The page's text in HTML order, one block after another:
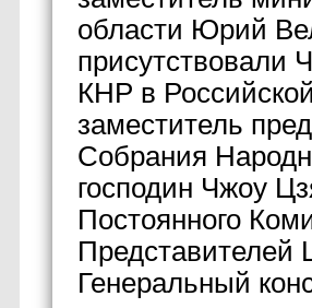
области Юрий
присутствовали
КНР в
заместитель
Собрания
господин Чжоу
Постоянного
Представителей
Генеральный